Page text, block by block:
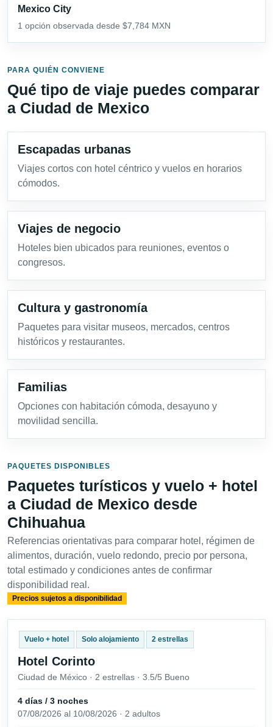
Mexico City
1 opción observada desde $7,784 MXN
PARA QUIÉN CONVIENE
Qué tipo de viaje puedes comparar
a Ciudad de Mexico
Escapadas urbanas
Viajes cortos con hotel céntrico y vuelos en horarios
cómodos.
Viajes de negocio
Hoteles bien ubicados para reuniones, eventos o
congresos.
Cultura y gastronomía
Paquetes para visitar museos, mercados, centros
históricos y restaurantes.
Familias
Opciones con habitación cómoda, desayuno y
movilidad sencilla.
PAQUETES DISPONIBLES
Paquetes turísticos y vuelo + hotel
a Ciudad de Mexico desde
Chihuahua
Referencias orientativas para comparar hotel, régimen de
alimentos, duración, vuelo redondo, precio por persona,
total estimado y condiciones antes de confirmar
disponibilidad real.
Precios sujetos a disponibilidad
Vuelo + hotel Solo alojamiento 2 estrellas
Hotel Corinto
Ciudad de México · 2 estrellas · 3.5/5 Bueno
4 días / 3 noches
07/08/2026 al 10/08/2026 · 2 adultos